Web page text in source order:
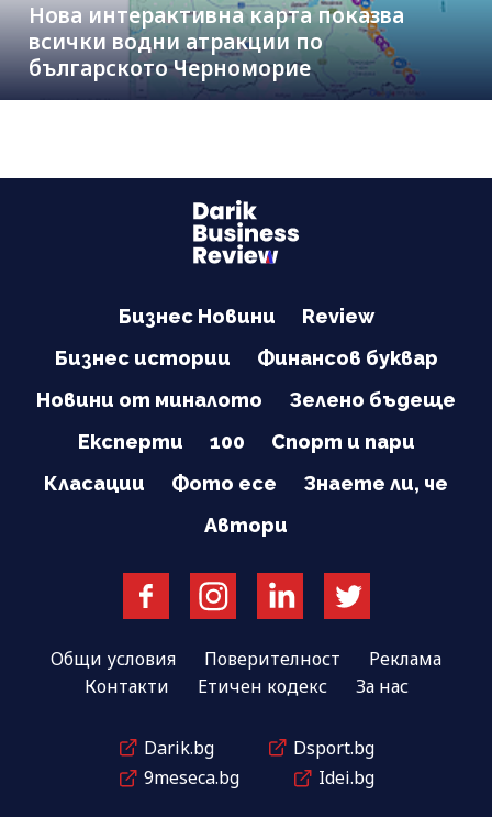
Нова интерактивна карта показва
всички водни атракции по
българското Черноморие
Бизнес Новини
Review
Бизнес истории
Финансов буквар
Новини от миналото
Зелено бъдеще
Експерти
100
Спорт и пари
Класации
Фото есе
Знаете ли, че
Автори
Общи условия Поверителност
Реклама
Контакти
Етичен кодекс За нас
Darik.bg
Dsport.bg
9meseca.bg
Idei.bg